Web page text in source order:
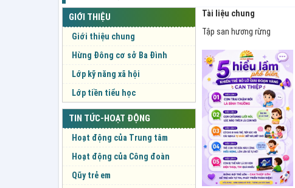
GIỚI THIỆU
Giới thiệu chung
Hừng Đông cơ sở Ba Đình
Lớp kỹ năng xã hội
Lớp tiền tiểu học
TIN TỨC-HOẠT ĐỘNG
Hoạt động của Trung tâm
Hoạt động của Công đoàn
Qũy trẻ em
Tài liệu chung
Tập san hương rừng